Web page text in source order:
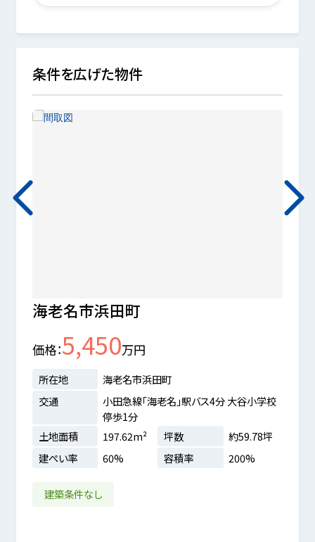
条件を広げた物件
海老名市浜田町
価格 5,450万円
所在地
海老名市浜田町
交通
小田急線「海老名」駅バス4分 大谷小学校
停歩1分
土地面積
197.62m² 坪数
約59.78坪
建ぺい率
60% 容積率 200%
建築条件なし